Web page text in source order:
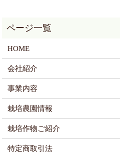
HOME
会社紹介
事業内容
栽培農園情報
栽培作物ご紹介
特定商取引法